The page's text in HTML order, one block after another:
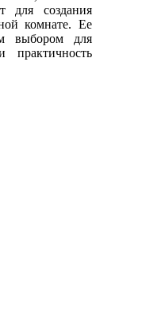
для создания
комнате. Ее
выбором для
практичность